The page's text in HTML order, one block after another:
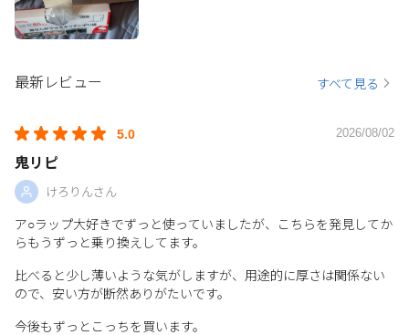
最新レビュー すべて見る
5.0 2026/08/02
鬼リピ
けろりんさん
ア○ラップ大好きでずっと使っていましたが、こちらを発見してか
らもうずっと乗り換えしてます。
比べると少し薄いような気がしますが、用途的に厚さは関係ない
ので、安い方が断然ありがたいです。
今後もずっとこっちを買います。